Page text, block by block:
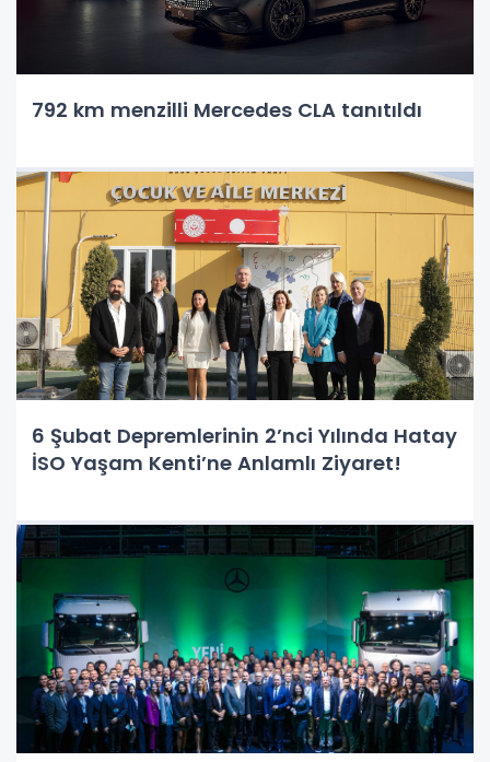
792 km menzilli Mercedes CLA tanıtıldı
6 Şubat Depremlerinin 2’nci Yılında Hatay
İSO Yaşam Kenti’ne Anlamlı Ziyaret!